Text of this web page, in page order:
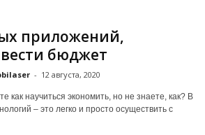
приложений,
бюджет
- 12 августа, 2020
как научиться экономить, но не знаете, как? В
– это легко и просто осуществить с